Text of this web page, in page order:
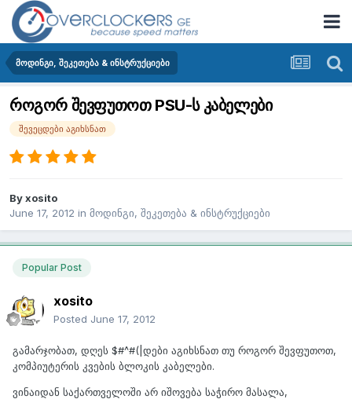
მოდინგი, შეკეთება & ინსტრუქციები
როგორ შევფუთოთ PSU-ს კაბელები
შევეცდები აგიხსნათ
Byxosito
June 17, 2012 in მოდინგი, შეკეთება & ინსტრუქციები
Popular Post
xosito
Posted June 17, 2012
გამარჯობათ, დღეს $#^#(|დები აგიხსნათ თუ როგორ შევფუთოთ,
კომპიუტერის კვების ბლოკის კაბელები.
ვინაიდან საქართველოში არ იშოვება საჭირო მასალა,